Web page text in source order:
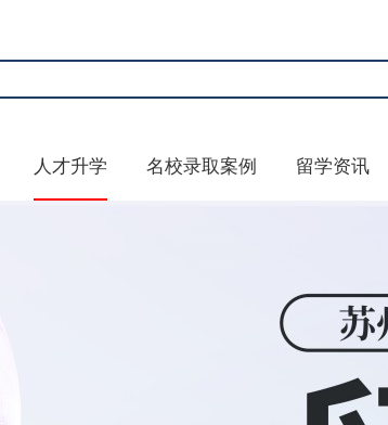
人才升学 名校录取案例 留学资讯